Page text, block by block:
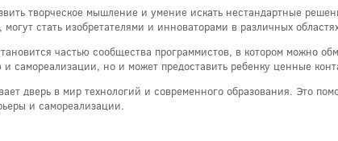
творческое мышление и умение искать нестандартные
стать изобретателями и инноваторами в различных
частью сообщества программистов, в котором можно
самореализации, но и может предоставить ребенку ценные
дверь в мир технологий и современного образования. Это
и самореализации.